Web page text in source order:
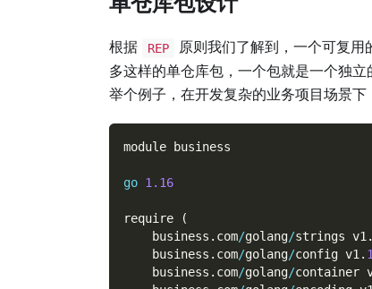
根据 REP 原则我们了解到，一个可复用
多这样的单仓库包，一个包就是一个独
举个例子，在开发复杂的业务项目场景
module business
go 1.16
require
(
    business
. com/golang/strings v1 .
    business
. com/golang/config v1 .
    business
. com/golang/container